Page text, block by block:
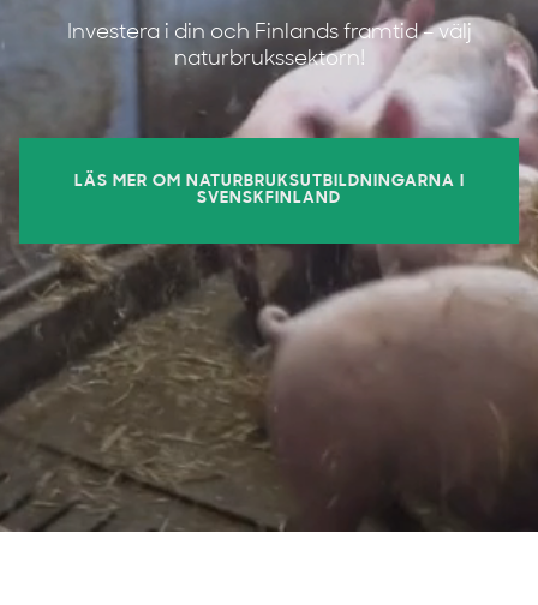
Investera i din och Finlands framtid – välj
naturbrukssektorn!
LÄS MER OM NATURBRUKSUTBILDNINGARNA I
SVENSKFINLAND